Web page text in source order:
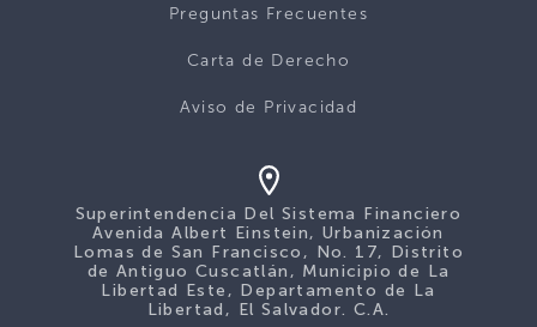
Preguntas Frecuentes
Carta de Derecho
Aviso de Privacidad
Superintendencia Del Sistema Financiero
Avenida Albert Einstein, Urbanización
Lomas de San Francisco, No. 17, Distrito
de Antiguo Cuscatlán, Municipio de La
Libertad Este, Departamento de La
Libertad, El Salvador. C.A.